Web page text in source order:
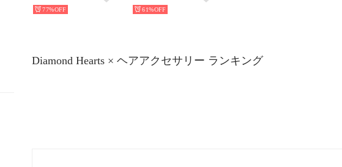
77% 61%
Diamond Hearts × ヘアアクセサリー ランキング